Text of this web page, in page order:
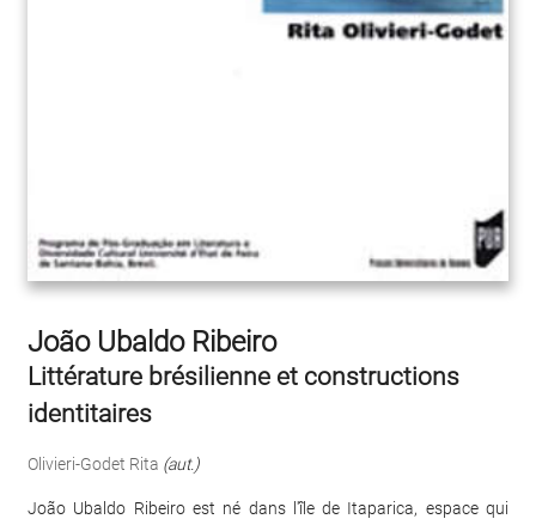
João Ubaldo Ribeiro
Littérature brésilienne et constructions
identitaires
Olivieri-Godet Rita (aut.)
João Ubaldo Ribeiro est né dans l'île de Itaparica, espace qui